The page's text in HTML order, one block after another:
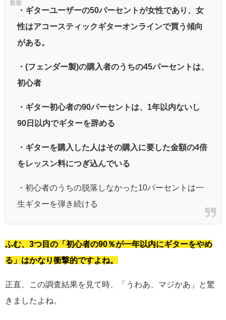
・ギターユーザーの50パーセントが女性であり、女
性はアコースティックギターオンラインで買う傾向
がある。
・(フェンダー製)の購入者のうちの45パーセントは、
初心者
・ギター初心者の90パーセントは、1年以内ないし
90日以内でギターを辞める
・ギターを購入した人はその購入に要した金額の4倍
をレッスン料につぎ込んでいる
・初心者のうちの脱落しなかった10パーセントは一
生ギターを弾き続ける
ふむ、3つ目の「初心者の90％が一年以内にギターをやめ
る」はかなり衝撃的ですよね。
正直、この調査結果を見て時、「うわあ、マジかあ」と驚
きましたよね。